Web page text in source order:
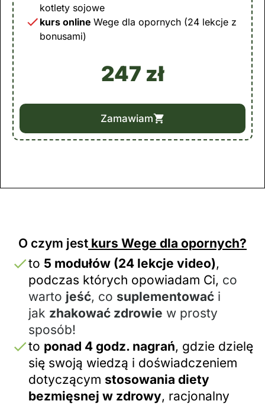
kotlety sojowe
kurs online Wege dla opornych (24 lekcje z
bonusami)
247 zł
Zamawiam
O czym jest kurs Wege dla opornych?
to 5 modułów (24 lekcje video),
podczas których opowiadam Ci, co
warto jeść, co suplementować i
jak zhakować zdrowie w prosty
sposób!
to ponad 4 godz. nagrań, gdzie dzielę
się swoją wiedzą i doświadczeniem
dotyczącym stosowania diety
bezmięsnej w zdrowy, racjonalny